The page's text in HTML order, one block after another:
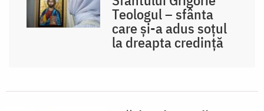
Teologul – sfânta
care și-a adus soțul
la dreapta credință